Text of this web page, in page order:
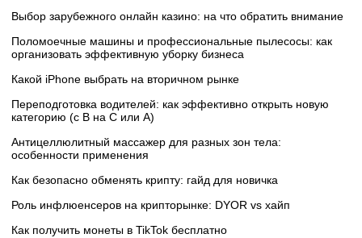
Выбор зарубежного онлайн казино: на что обратить внимание
Поломоечные машины и профессиональные пылесосы: как
организовать эффективную уборку бизнеса
Какой iPhone выбрать на вторичном рынке
Переподготовка водителей: как эффективно открыть новую
категорию (с B на C или А)
Антицеллюлитный массажер для разных зон тела:
особенности применения
Как безопасно обменять крипту: гайд для новичка
Роль инфлюенсеров на крипторынке: DYOR vs хайп
Как получить монеты в TikTok бесплатно